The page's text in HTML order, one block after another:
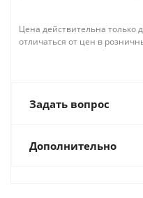
Цена действительна только
отличаться от цен в
Задать вопрос
Дополнительно